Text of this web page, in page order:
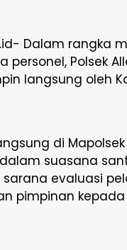
Dalam rangka
personel, Polsek
langsung oleh
di
dalam suasana
evaluasi
pimpinan